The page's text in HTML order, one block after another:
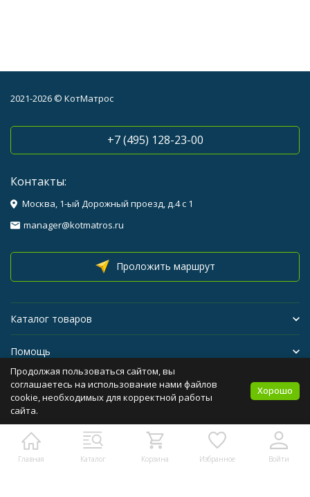
Главная Каталог Корзина Избранное Войти
2021-2026 © КотМатрос
+7 (495) 128-23-00
Контакты:
Москва, 1-ый Дорожный проезд, д.4 с 1
manager@kotmatros.ru
Проложить маршрут
Каталог товаров
Помощь
Бренды
Политика персональных данных Карта сайта
Продолжая пользоваться сайтом, вы
соглашаетесь на использование нами файлов
cookie, необходимых для корректной работы
сайта.
Хорошо